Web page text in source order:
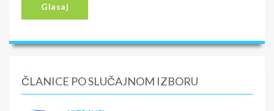
Glasaj
ČLANICE PO SLUČAJNOM IZBORU